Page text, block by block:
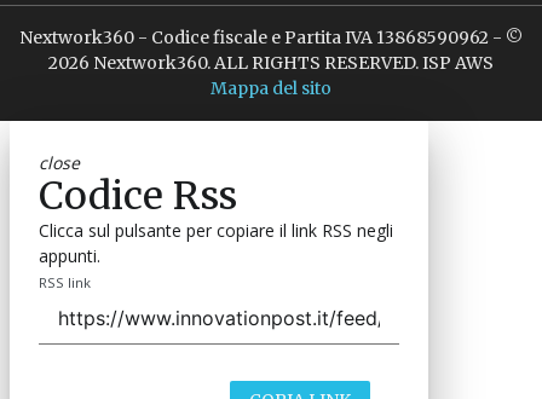
Nextwork360 - Codice fiscale e Partita IVA 13868590962 - ©
2026 Nextwork360. ALL RIGHTS RESERVED. ISP AWS
Mappa del sito
close
Codice Rss
Clicca sul pulsante per copiare il link RSS negli
appunti.
RSS link